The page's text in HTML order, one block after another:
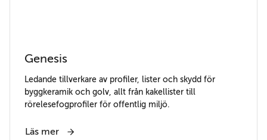
Genesis
Ledande tillverkare av profiler, lister och skydd för
byggkeramik och golv, allt från kakellister till
rörelesefogprofiler för offentlig miljö.
Läs mer